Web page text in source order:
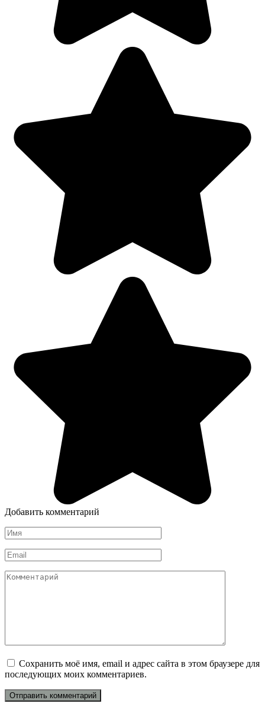
Добавить комментарий
Имя
*
Email
*
Комментарий
Сохранить моё имя, email и адрес сайта в этом браузере для
последующих моих комментариев.